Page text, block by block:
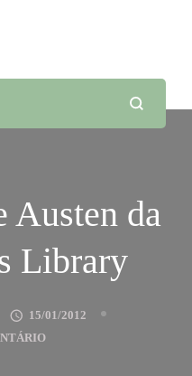
Austen da
Library
15/01/2012
EM